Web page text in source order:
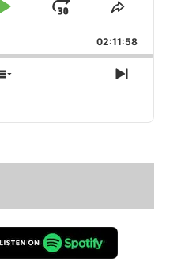
Play
Jump
Forward
Share
Episode
02:11:58
Show
Episodes
Next
Episode